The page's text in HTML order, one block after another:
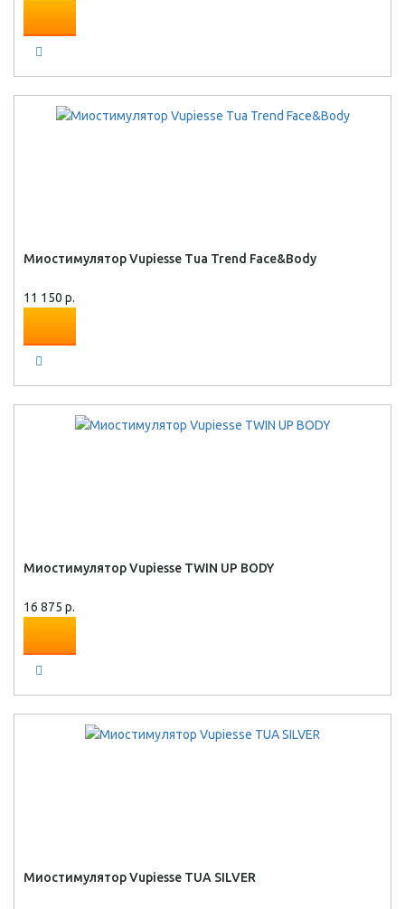
Миостимулятор Vupiesse Tua Trend Face&Body
11 150 р.
Миостимулятор Vupiesse TWIN UP BODY
16 875 р.
Миостимулятор Vupiesse TUA SILVER